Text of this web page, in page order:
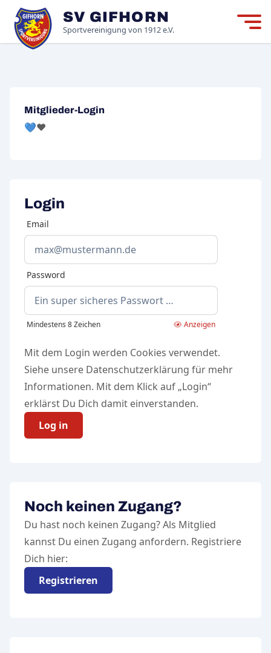
SV GIFHORN
Sportvereinigung von 1912 e.V.
Mitgliedschaft
Mitglieder-Login
💙❤️
Login
Email
Password
Mindestens 8 Zeichen Anzeigen
Mit dem Login werden Cookies verwendet.
Siehe unsere Datenschutzerklärung für mehr
Informationen. Mit dem Klick auf „Login“
erklärst Du Dich damit einverstanden.
Log in
Noch keinen Zugang?
Du hast noch keinen Zugang? Als Mitglied
kannst Du einen Zugang anfordern. Registriere
Dich hier:
Registrieren